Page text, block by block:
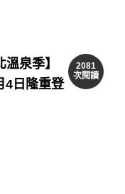
2081
次閱讀
溫泉季】
4日隆重登